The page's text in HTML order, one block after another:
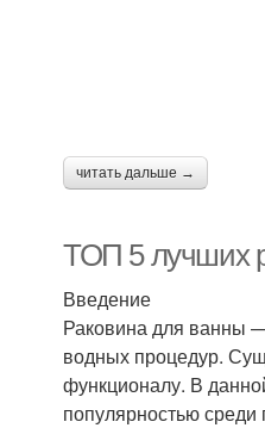
читать дальше →
ТОП 5 лучших
Введение
Раковина для ванны
водных процедур.
функционалу. В
популярностью среди